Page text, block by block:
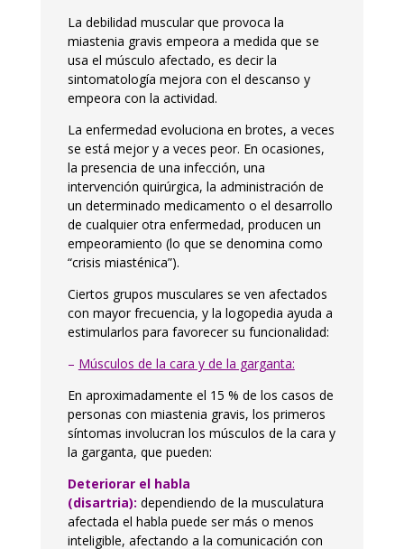
La debilidad muscular que provoca la
miastenia gravis empeora a medida que se
usa el músculo afectado, es decir la
sintomatología mejora con el descanso y
empeora con la actividad.
La enfermedad evoluciona en brotes, a veces
se está mejor y a veces peor. En ocasiones,
la presencia de una infección, una
intervención quirúrgica, la administración de
un determinado medicamento o el desarrollo
de cualquier otra enfermedad, producen un
empeoramiento (lo que se denomina como
“crisis miasténica”).
Ciertos grupos musculares se ven afectados
con mayor frecuencia, y la logopedia ayuda a
estimularlos para favorecer su funcionalidad:
– Músculos de la cara y de la garganta:
En aproximadamente el 15 % de los casos de
personas con miastenia gravis, los primeros
síntomas involucran los músculos de la cara y
la garganta, que pueden:
Deteriorar el habla
(disartria): dependiendo de la musculatura
afectada el habla puede ser más o menos
inteligible, afectando a la comunicación con